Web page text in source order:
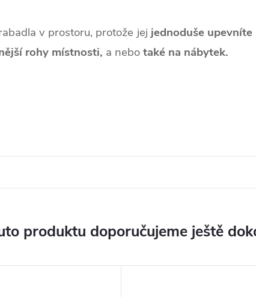
v prostoru, protože jej jednoduše upevníte
rohy místnosti, a nebotaké na nábytek.
produktu doporučujeme ještě